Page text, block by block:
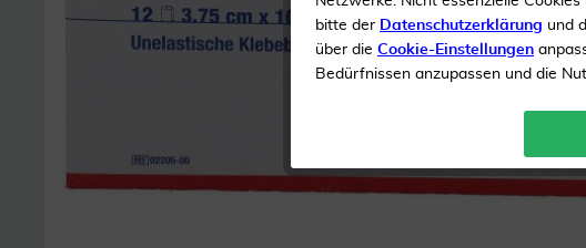
bitte der Datenschutzerklärung und
über die Cookie-Einstellungen
Bedürfnissen anzupassen und die